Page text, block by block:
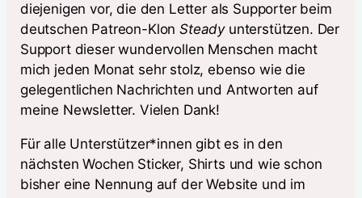
diejenigen vor, die den Letter als Supporter beim
deutschen Patreon-KlonSteadyunterstützen. Der
Support dieser wundervollen Menschen macht
mich jeden Monat sehr stolz, ebenso wie die
gelegentlichen Nachrichten und Antworten auf
meine Newsletter. Vielen Dank!
Für alle Unterstützer*innen gibt es in den
nächsten Wochen Sticker, Shirts und wie schon
bisher eine Nennung auf der Website und im